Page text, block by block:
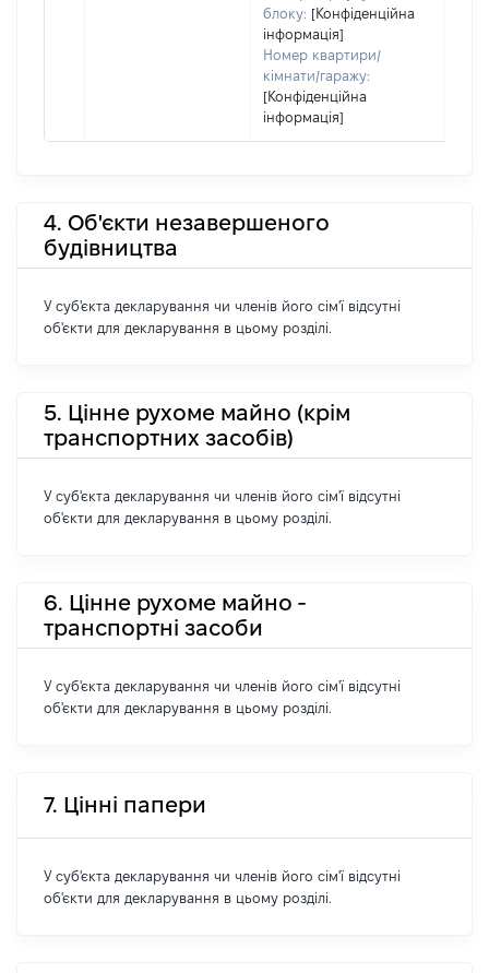
блоку: [Конфіденційна
інформація]
Номер квартири/
кімнати/гаражу:
[Конфіденційна
інформація]
4. Об'єкти незавершеного
будівництва
У суб'єкта декларування чи членів його сім'ї відсутні
об'єкти для декларування в цьому розділі.
5. Цінне рухоме майно (крім
транспортних засобів)
У суб'єкта декларування чи членів його сім'ї відсутні
об'єкти для декларування в цьому розділі.
6. Цінне рухоме майно -
транспортні засоби
У суб'єкта декларування чи членів його сім'ї відсутні
об'єкти для декларування в цьому розділі.
7. Цінні папери
У суб'єкта декларування чи членів його сім'ї відсутні
об'єкти для декларування в цьому розділі.